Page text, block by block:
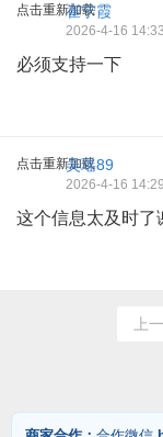
点击重新加载
崔宁霞
2026-4-16
必须支持一下
点击重新加载
吴瑶89
2026-4-16
这个信息太及时了
上